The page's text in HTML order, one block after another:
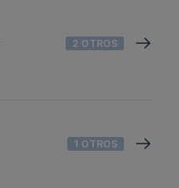
2 OTROS
1 OTROS